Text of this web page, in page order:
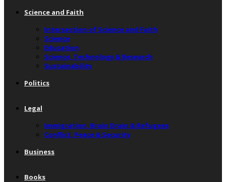
Science and Faith
Intersection of Science and Faith
Science
Education
Science, Technology & Research
Sustainability
Politics
Legal
Immigration, Brain Drain & Refugees
Conflict, Peace & Security
Business
Books